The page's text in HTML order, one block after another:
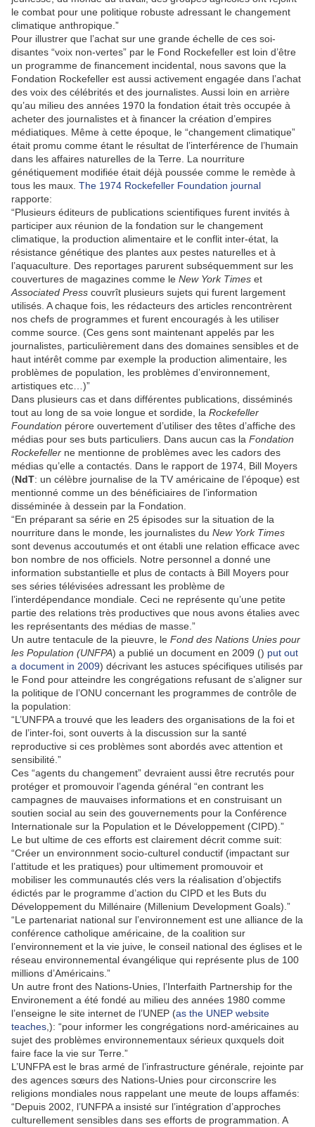
le combat pour une politique robuste adressant le changement
climatique anthropique.”
Pour illustrer que l’achat sur une grande échelle de ces soi-
disantes “voix non-vertes” par le Fond Rockefeller est loin d’être
un programme de financement incidental, nous savons que la
Fondation Rockefeller est aussi activement engagée dans l’achat
des voix des célébrités et des journalistes. Aussi loin en arrière
qu’au milieu des années 1970 la fondation était très occupée à
acheter des journalistes et à financer la création d’empires
médiatiques. Même à cette époque, le “changement climatique”
était promu comme étant le résultat de l’interférence de l’humain
dans les affaires naturelles de la Terre. La nourriture
génétiquement modifiée était déjà poussée comme le remède à
tous les maux. The 1974 Rockefeller Foundation journal
rapporte:
“Plusieurs éditeurs de publications scientifiques furent invités à
participer aux réunion de la fondation sur le changement
climatique, la production alimentaire et le conflit inter-état, la
résistance génétique des plantes aux pestes naturelles et à
l’aquaculture. Des reportages parurent subséquemment sur les
couvertures de magazines comme le New York Times et
Associated Press couvrît plusieurs sujets qui furent largement
utilisés. A chaque fois, les rédacteurs des articles rencontrèrent
nos chefs de programmes et furent encouragés à les utiliser
comme source. (Ces gens sont maintenant appelés par les
journalistes, particulièrement dans des domaines sensibles et de
haut intérêt comme par exemple la production alimentaire, les
problèmes de population, les problèmes d’environnement,
artistiques etc…)”
Dans plusieurs cas et dans différentes publications, disséminés
tout au long de sa voie longue et sordide, la Rockefeller
Foundation pérore ouvertement d’utiliser des têtes d’affiche des
médias pour ses buts particuliers. Dans aucun cas la Fondation
Rockefeller ne mentionne de problèmes avec les cadors des
médias qu’elle a contactés. Dans le rapport de 1974, Bill Moyers
(NdT: un célèbre journalise de la TV américaine de l’époque) est
mentionné comme un des bénéficiaires de l’information
disséminée à dessein par la Fondation.
“En préparant sa série en 25 épisodes sur la situation de la
nourriture dans le monde, les journalistes du New York Times
sont devenus accoutumés et ont établi une relation efficace avec
bon nombre de nos officiels. Notre personnel a donné une
information substantielle et plus de contacts à Bill Moyers pour
ses séries télévisées adressant les problème de
l’interdépendance mondiale. Ceci ne représente qu’une petite
partie des relations très productives que nous avons étalies avec
les représentants des médias de masse.”
Un autre tentacule de la pieuvre, le Fond des Nations Unies pour
les Population (UNFPA) a publié un document en 2009 () put out
a document in 2009) décrivant les astuces spécifiques utilisés par
le Fond pour atteindre les congrégations refusant de s’aligner sur
la politique de l’ONU concernant les programmes de contrôle de
la population:
“L’UNFPA a trouvé que les leaders des organisations de la foi et
de l’inter-foi, sont ouverts à la discussion sur la santé
reproductive si ces problèmes sont abordés avec attention et
sensibilité.”
Ces “agents du changement” devraient aussi être recrutés pour
protéger et promouvoir l’agenda général “en contrant les
campagnes de mauvaises informations et en construisant un
soutien social au sein des gouvernements pour la Conférence
Internationale sur la Population et le Développement (CIPD).”
Le but ultime de ces efforts est clairement décrit comme suit:
“Créer un environnment socio-culturel conductif (impactant sur
l’attitude et les pratiques) pour ultimement promouvoir et
mobiliser les communautés clés vers la réalisation d’objectifs
édictés par le programme d’action du CIPD et les Buts du
Développement du Millénaire (Millenium Development Goals).”
“Le partenariat national sur l’environnement est une alliance de la
conférence catholique américaine, de la coalition sur
l’environnement et la vie juive, le conseil national des églises et le
réseau environnemental évangélique qui représente plus de 100
millions d’Américains.”
Un autre front des Nations-Unies, l’Interfaith Partnership for the
Environement a été fondé au milieu des années 1980 comme
l’enseigne le site internet de l’UNEP (as the UNEP website
teaches ,): “pour informer les congrégations nord-américaines au
sujet des problèmes environnementaux sérieux quxquels doit
faire face la vie sur Terre.”
L’UNFPA est le bras armé de l’infrastructure générale, rejointe par
des agences sœurs des Nations-Unies pour circonscrire les
religions mondiales nous rappelant une meute de loups affamés:
“Depuis 2002, l’UNFPA a insisté sur l’intégration d’approches
culturellement sensibles dans ses efforts de programmation. A